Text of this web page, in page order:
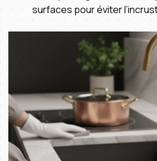
surfaces pour éviter